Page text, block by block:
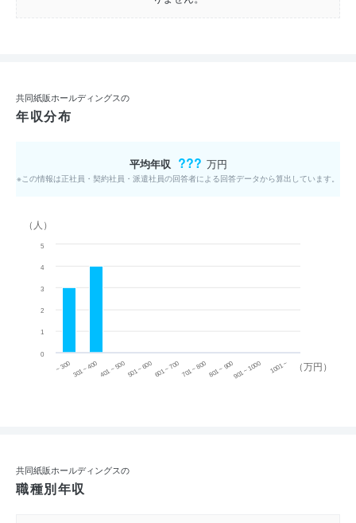
共同紙販ホールディングスの
年収分布
平均年収 ??? 万円
※この情報は正社員・契約社員・派遣社員の回答者による回答データから算出しています。
（万円）
（人）
~ 300 301 ~ 400 401 ~ 500501 ~ 600601 ~ 700701 ~ 800801 ~ 900901 ~ 1000 1001 ~
0
1
2
3
4
5
共同紙販ホールディングスの
職種別年収